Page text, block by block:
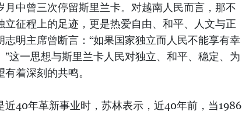
中曾三次停留斯里兰卡。对越南人民而言，那不
征程上的足迹，更是热爱自由、和平、人文与正
志明主席曾断言：“如果国家独立而人民不能享有幸
这一思想与斯里兰卡人民对独立、和平、稳定、为
着深刻的共鸣。
40年革新事业时， 苏林表示，近40年前，当1986